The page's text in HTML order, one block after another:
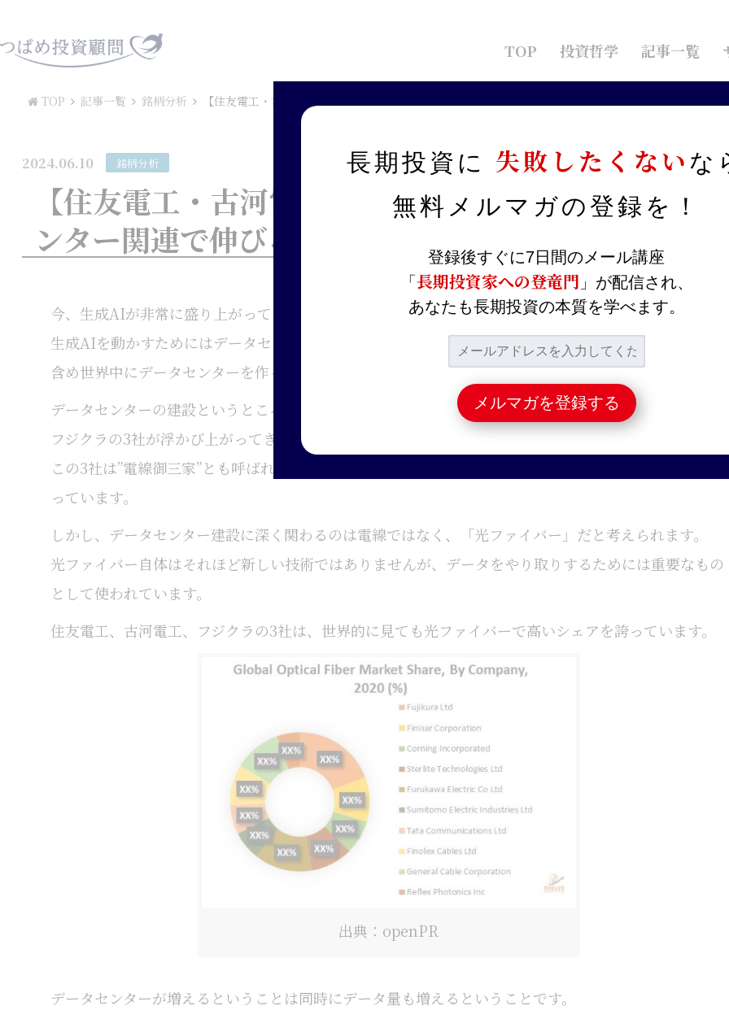
TOP 投資哲学 記事一覧
TOP 記事一覧 銘柄分析 【住友電工・古河電工・フジクラ】生成AI＆データセンター関連で伸びる？”電線御三家”を分析！
2024.06.10 銘柄分析
【住友電工・古河電工・フジクラ】生成AI＆データセ
ンター関連で伸びる？”電線御三家”を分析！
今、生成AIが非常に盛り上がっています。
生成AIを動かすためにはデータセンターが必要であり、MicrosoftやGoogle、Amazonなどは日本を
含め世界中にデータセンターを作っています。
データセンターの建設というところに焦点を当てて注目の企業を考えたところ、住友電工、古河電工、
フジクラの3社が浮かび上がってきました。
この3社は”電線御三家”とも呼ばれていて、送電線や車の中で電気のやり取りをするケーブルなどを作
っています。
しかし、データセンター建設に深く関わるのは電線ではなく、「光ファイバー」だと考えられます。
光ファイバー自体はそれほど新しい技術ではありませんが、データをやり取りするためには重要なもの
として使われています。
住友電工、古河電工、フジクラの3社は、世界的に見ても光ファイバーで高いシェアを誇っています。
出典：openPR
データセンターが増えるということは同時にデータ量も増えるということです。
長期投資に 失敗したくない な
無料メルマガの登録を！
登録後すぐに7日間のメール講座
「 長期投資家への登竜門 」が配信され、
あなたも長期投資の本質を学べます。